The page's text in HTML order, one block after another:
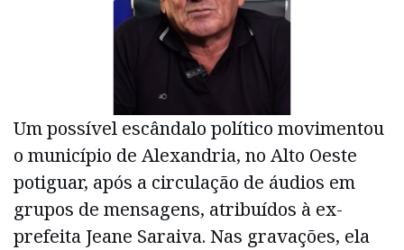
Um possível escândalo político movimentou
o município de Alexandria, no Alto Oeste
potiguar, após a circulação de áudios em
grupos de mensagens, atribuídos à ex-
prefeita Jeane Saraiva. Nas gravações, ela